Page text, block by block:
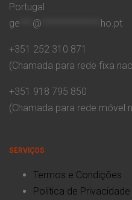
Portugal
ge
@ ho.pt
+351 252 310 871
(Chamada para rede fixa
+351 918 795 850
(Chamada para rede móvel
SERVIÇOS
Termos e Condições
Politica de Privacidade